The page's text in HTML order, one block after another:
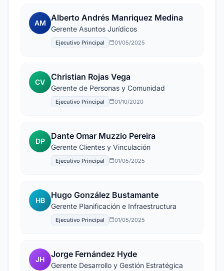
AM
Alberto Andrés Manriquez Medina
Gerente Asuntos Jurídicos
Ejecutivo Principal 01/05/2025
CV
Christian Rojas Vega
Gerente de Personas y Comunidad
Ejecutivo Principal 01/10/2020
DP
Dante Omar Muzzio Pereira
Gerente Clientes y Vinculación
Ejecutivo Principal 01/05/2025
HB
Hugo González Bustamante
Gerente Planificación e Infraestructura
Ejecutivo Principal 01/05/2025
JH
Jorge Fernández Hyde
Gerente Desarrollo y Gestión Estratégica